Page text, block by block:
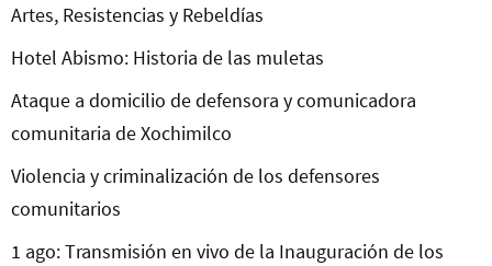
Artes, Resistencias y Rebeldías
Hotel Abismo: Historia de las muletas
Ataque a domicilio de defensora y comunicadora
comunitaria de Xochimilco
Violencia y criminalización de los defensores
comunitarios
1 ago: Transmisión en vivo de la Inauguración de los